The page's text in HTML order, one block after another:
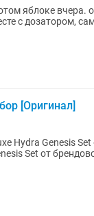
яблоке вчера.
с дозатором,
[Оригинал]
Set от Green
Set от